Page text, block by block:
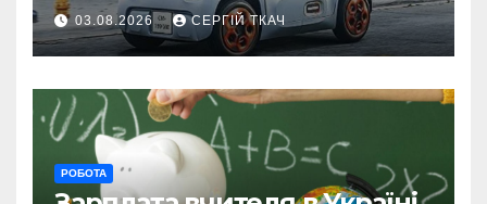
03.08.2026 СЕРГІЙ ТКАЧ
РОБОТА